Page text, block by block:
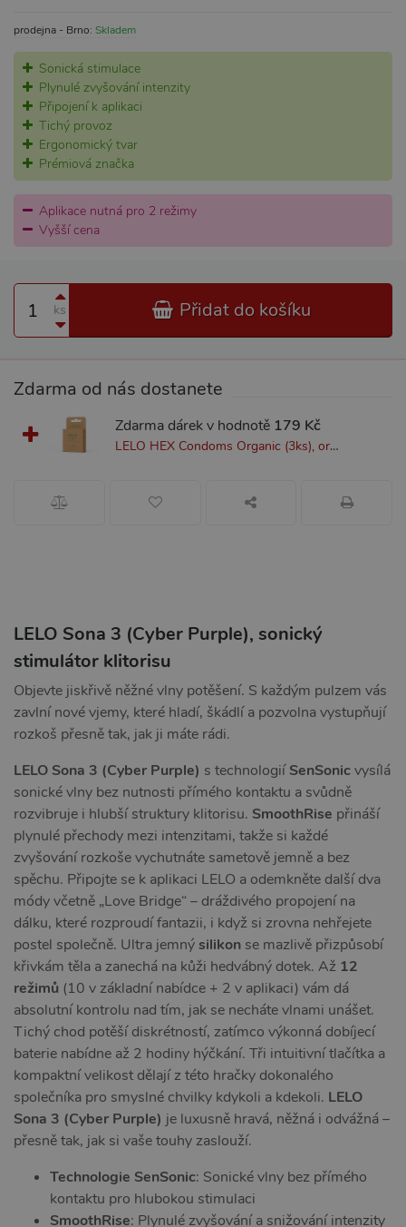
prodejna - Brno: Skladem
Sonická stimulace
Plynulé zvyšování intenzity
Připojení k aplikaci
Tichý provoz
Ergonomický tvar
Prémiová značka
Aplikace nutná pro 2 režimy
Vyšší cena
ks Přidat do košíku
Zdarma od nás dostanete
Zdarma dárek v hodnotě 179 Kč
LELO HEX Condoms Organic (3ks), organické ultra tenké kondomy
LELO Sona 3 (Cyber Purple), sonický
stimulátor klitorisu
Objevte jiskřivě něžné vlny potěšení. S každým pulzem vás
zavlní nové vjemy, které hladí, škádlí a pozvolna vystupňují
rozkoš přesně tak, jak ji máte rádi.
LELO Sona 3 (Cyber Purple) s technologiíSenSonicvysílá
sonické vlny bez nutnosti přímého kontaktu a svůdně
rozvibruje i hlubší struktury klitorisu. SmoothRise přináší
plynulé přechody mezi intenzitami, takže si každé
zvyšování rozkoše vychutnáte sametově jemně a bez
spěchu. Připojte se k aplikaci LELO a odemkněte další dva
módy včetně „Love Bridge“ – dráždivého propojení na
dálku, které rozproudí fantazii, i když si zrovna nehřejete
postel společně. Ultra jemnýsilikon se mazlivě přizpůsobí
křivkám těla a zanechá na kůži hedvábný dotek. Až 12
režimů (10 v základní nabídce + 2 v aplikaci) vám dá
absolutní kontrolu nad tím, jak se necháte vlnami unášet.
Tichý chod potěší diskrétností, zatímco výkonná dobíjecí
baterie nabídne až 2 hodiny hýčkání. Tři intuitivní tlačítka a
kompaktní velikost dělají z této hračky dokonalého
společníka pro smyslné chvilky kdykoli a kdekoli. LELO
Sona 3 (Cyber Purple) je luxusně hravá, něžná i odvážná –
přesně tak, jak si vaše touhy zaslouží.
Technologie SenSonic: Sonické vlny bez přímého
kontaktu pro hlubokou stimulaci
SmoothRise: Plynulé zvyšování a snižování intenzity